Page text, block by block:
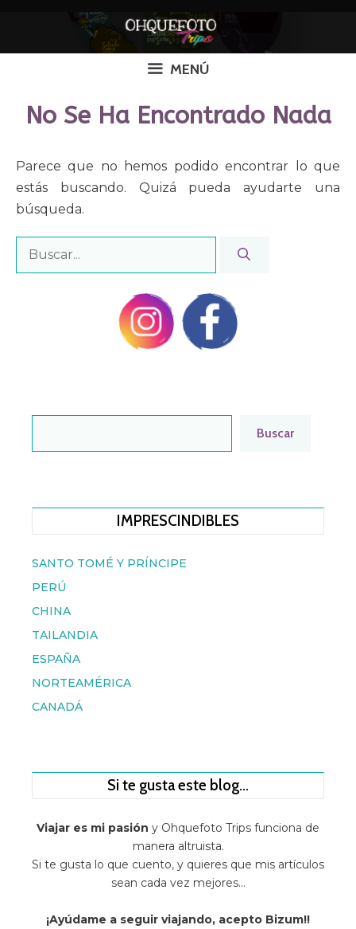
contenido
MENÚ
No Se Ha Encontrado Nada
Parece que no hemos podido encontrar lo que
estás buscando. Quizá pueda ayudarte una
búsqueda.
Buscar:
Buscar
IMPRESCINDIBLES
SANTO TOMÉ Y PRÍNCIPE
PERÚ
CHINA
TAILANDIA
ESPAÑA
NORTEAMÉRICA
CANADÁ
Si te gusta este blog…
Viajar es mi pasión y Ohquefoto Trips funciona de
manera altruista.
Si te gusta lo que cuento, y quieres que mis artículos
sean cada vez mejores…
¡Ayúdame a seguir viajando, acepto Bizum!!